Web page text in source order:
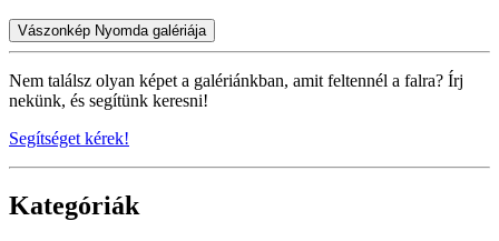
Vászonkép Nyomda galériája
Nem találsz olyan képet a galériánkban, amit feltennél a falra? Írj
nekünk, és segítünk keresni!
Segítséget kérek!
Kategóriák